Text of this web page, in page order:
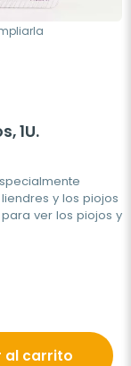
1U.
y los piojos
ver los piojos y
al carrito